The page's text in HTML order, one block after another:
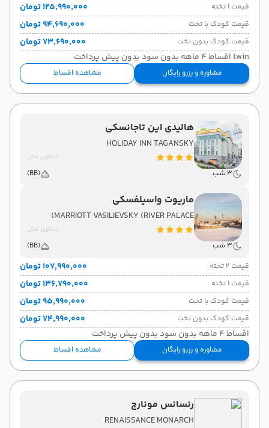
قیمت 1 تخته ۱۲۵٬۹۹۰٬۰۰۰ تومان
قیمت کودک با تخت ۹۴٬۶۹۰٬۰۰۰ تومان
قیمت کودک بدون تخت
۷۳٬۶۹۰٬۰۰۰ تومان
twin اقساط 4 ماهه بدون سود بدون پیش پرداخت
مشاوره و رزرو رایگان مشاهده اقساط
هالیدی این تاجانسکی
HOLIDAY INN TAGANSKY
تصاویر هتل
3 شب (BB)
ماریوت واسیلفسکی
MARRIOTT VASILIEVSKY (RIVER PALACE)
تصاویر هتل
3 شب
(BB)
قیمت 2 تخته
۱۰۷٬۹۹۰٬۰۰۰ تومان
قیمت 1 تخته ۱۳۶٬۷۹۰٬۰۰۰ تومان
قیمت کودک با تخت ۹۵٬۹۹۰٬۰۰۰ تومان
قیمت کودک بدون تخت
۷۴٬۹۹۰٬۰۰۰ تومان
اقساط 4 ماهه بدون سود بدون پیش پرداخت
مشاوره و رزرو رایگان مشاهده اقساط
رنسانس مونارچ
RENAISSANCE MONARCH